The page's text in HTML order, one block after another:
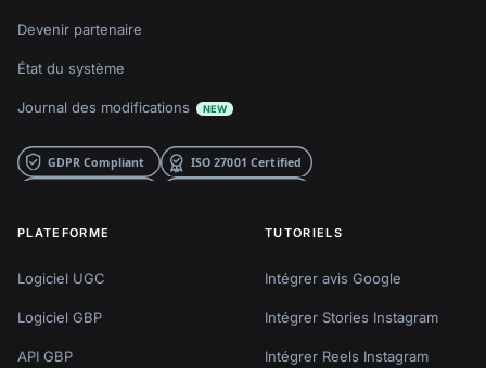
Devenir partenaire
État du système
Journal des modifications NEW
PLATEFORME
Logiciel UGC
Logiciel GBP
API GBP
TUTORIELS
Intégrer avis Google
Intégrer Stories Instagram
Intégrer Reels Instagram